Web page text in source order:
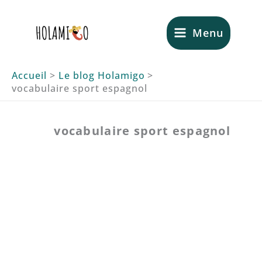
Menu
Accueil
Le blog Holamigo
vocabulaire sport espagnol
vocabulaire sport espagnol